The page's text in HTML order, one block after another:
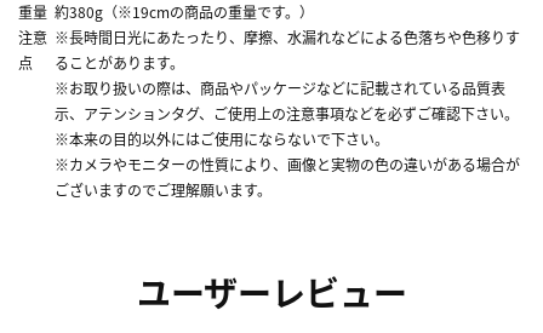
重量 約380g（※19cmの商品の重量です。）
注意
点
※長時間日光にあたったり、摩擦、水漏れなどによる色落ちや色移りす
ることがあります。
※お取り扱いの際は、商品やパッケージなどに記載されている品質表
示、アテンションタグ、ご使用上の注意事項などを必ずご確認下さい。
※本来の目的以外にはご使用にならないで下さい。
※カメラやモニターの性質により、画像と実物の色の違いがある場合が
ございますのでご理解願います。
ユーザーレビュー